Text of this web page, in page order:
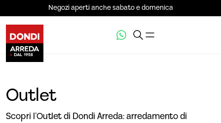
Negozi aperti anche sabato e domenica
Outlet
Scopri l’Outlet di Dondi Arreda: arredamento di